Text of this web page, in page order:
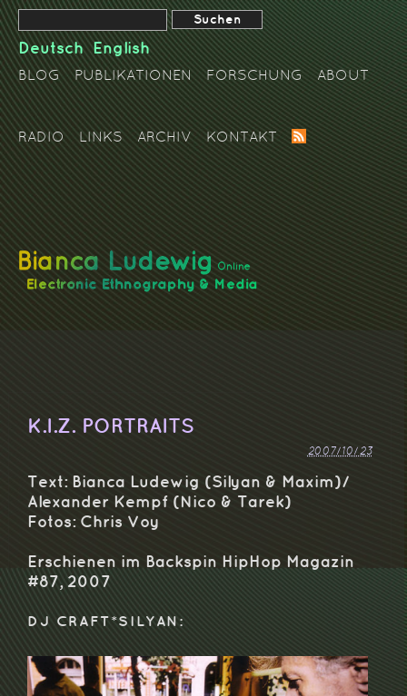
Deutsch English
BLOG PUBLIKATIONEN FORSCHUNG ABOUT
RADIO LINKS ARCHIV KONTAKT
K.I.Z. PORTRAITS
2007/10/23
Text:Bianca Ludewig (Silyan & Maxim)/
Alexander Kempf (Nico & Tarek)
Fotos: Chris Voy
Erschienen im Backspin HipHop Magazin
#87, 2007
DJ CRAFT*SILYAN: